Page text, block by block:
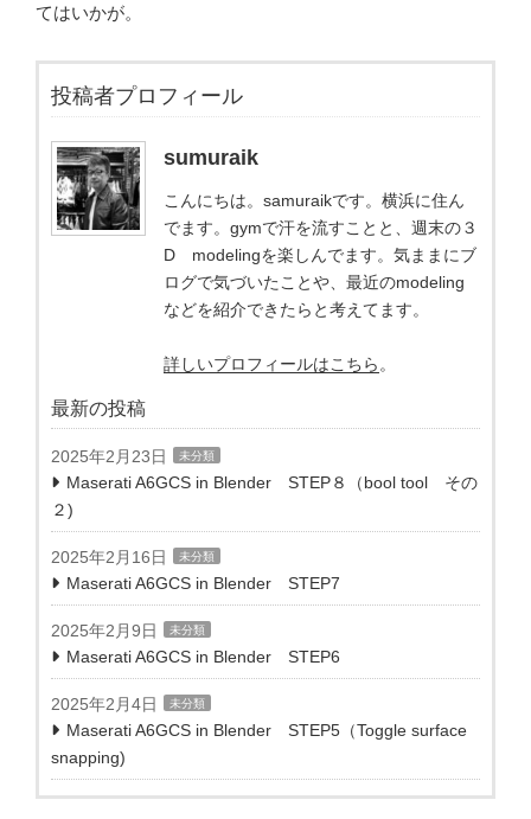
てはいかが。
投稿者プロフィール
sumuraik
こんにちは。samuraikです。横浜に住ん
でます。gymで汗を流すことと、週末の３
D modelingを楽しんでます。気ままにブ
ログで気づいたことや、最近のmodeling
などを紹介できたらと考えてます。
詳しいプロフィールはこちら 。
最新の投稿
2025年2月23日 未分類
Maserati A6GCS in Blender STEP８（bool tool その
２)
2025年2月16日 未分類
Maserati A6GCS in Blender STEP7
2025年2月9日 未分類
Maserati A6GCS in Blender STEP6
2025年2月4日 未分類
Maserati A6GCS in Blender STEP5（Toggle surface
snapping)